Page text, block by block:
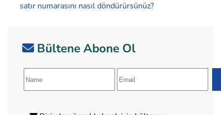
satır numarasını nasıl döndürürsünüz?
Bültene Abone Ol